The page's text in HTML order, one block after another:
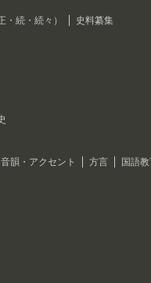
・続・続々）
史料纂集
韻・アクセント 方言
国語